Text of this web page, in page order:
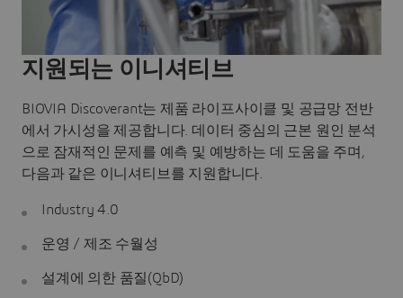
지원되는 이니셔티브
BIOVIA Discoverant는 제품 라이프사이클 및 공급망 전반
에서 가시성을 제공합니다. 데이터 중심의 근본 원인 분석
으로 잠재적인 문제를 예측 및 예방하는 데 도움을 주며,
다음과 같은 이니셔티브를 지원합니다.
Industry 4.0
운영 / 제조 수월성
설계에 의한 품질(QbD)